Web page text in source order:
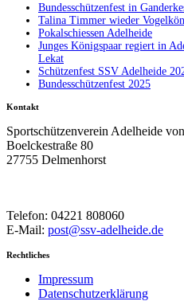
Bundesschützenfest in
Talina Timmer wieder
Pokalschiessen Adelheide
Junges Königspaar regiert in
Lekat
Schützenfest SSV Adelheide
Bundesschützenfest 2025
Kontakt
Sportschützenverein Adelheide
Boelckestraße 80
27755 Delmenhorst
Telefon: 04221 808060
E-Mail: post@ssv-adelheide.de
Rechtliches
Impressum
Datenschutzerklärung